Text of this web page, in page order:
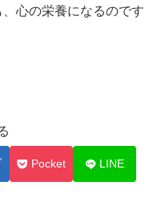
心の栄養になるのです
Pocket LINE